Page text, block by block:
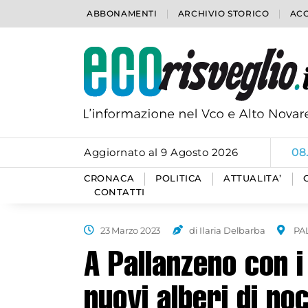
ABBONAMENTI ARCHIVIO STORICO
Aggiornato al 9 Agosto 2026
CRONACA POLITICA ATTUALITA’
CONTATTI
23 Marzo 2023 di Ilaria Delbarba
A Pallanzeno con